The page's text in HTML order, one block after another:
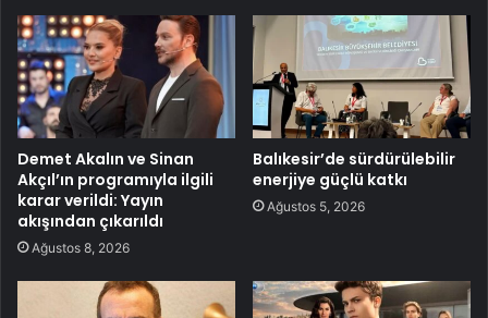
Demet Akalın ve Sinan
Akçıl’ın programıyla ilgili
karar verildi: Yayın
akışından çıkarıldı
Ağustos 8, 2026
Balıkesir’de sürdürülebilir
enerjiye güçlü katkı
Ağustos 5, 2026